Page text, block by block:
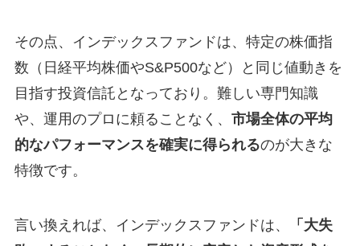
その点、インデックスファンドは、特定の株価指
数（日経平均株価やS&P500など）と同じ値動きを
目指す投資信託となっており。難しい専門知識
や、運用のプロに頼ることなく、 市場全体の平均
的なパフォーマンスを確実に得られるのが大きな
特徴です。
言い換えれば、インデックスファンドは、
「大失